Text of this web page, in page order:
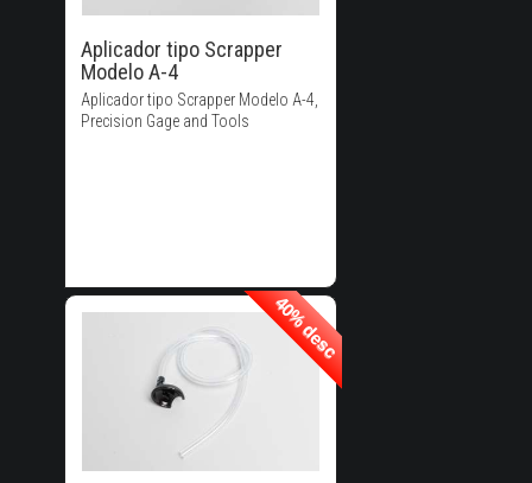
Aplicador tipo Scrapper
Modelo A-4
Aplicador tipo Scrapper Modelo A-4,
Precision Gage and Tools
40% desc
40% desc
40% de
Descuento!